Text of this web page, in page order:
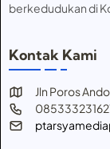
berkedudukan di
Kontak Kami
Jln Poros